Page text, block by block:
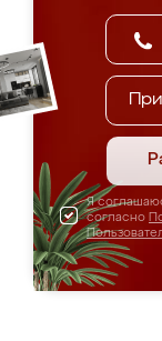
Я
согласно